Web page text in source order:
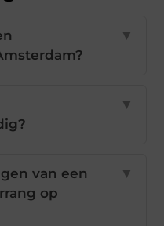
▼
▼
van een
op
▼